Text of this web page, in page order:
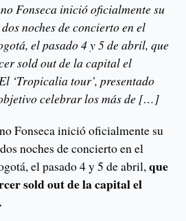
Fonseca inició oficialmente su
noches de concierto en el
el pasado 4 y 5 de abril, que
sold out de la capital el
‘Tropicalia tour’, presentado
celebrar los más de […]
Fonseca inició oficialmente su
noches de concierto en el
el pasado 4 y 5 de abril,que
sold out de la capital el